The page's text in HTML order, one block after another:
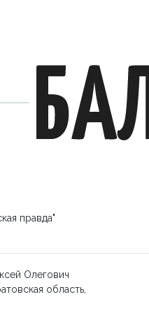
правда"
Олегович
область,